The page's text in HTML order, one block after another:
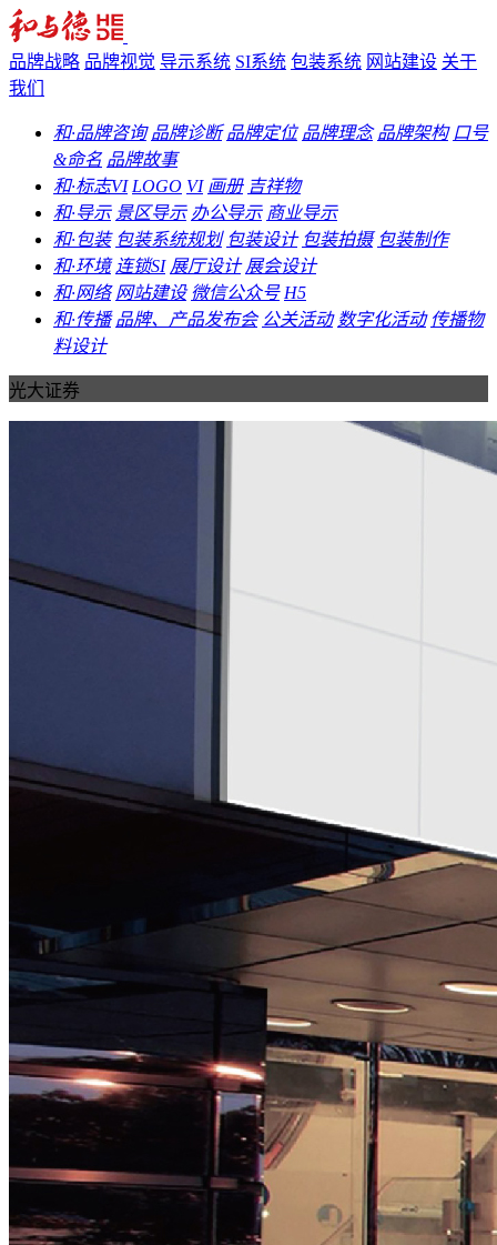
品牌战略 品牌视觉 导示系统 SI系统 包装系统 网站建设 关于
我们
和·品牌咨询 品牌诊断 品牌定位 品牌理念 品牌架构 口号
&命名 品牌故事
和·标志VI LOGO VI 画册 吉祥物
和·导示 景区导示 办公导示 商业导示
和·包装 包装系统规划 包装设计 包装拍摄 包装制作
和·环境 连锁SI 展厅设计 展会设计
和·网络 网站建设 微信公众号 H5
和·传播 品牌、产品发布会 公关活动 数字化活动 传播物
料设计
光大证券